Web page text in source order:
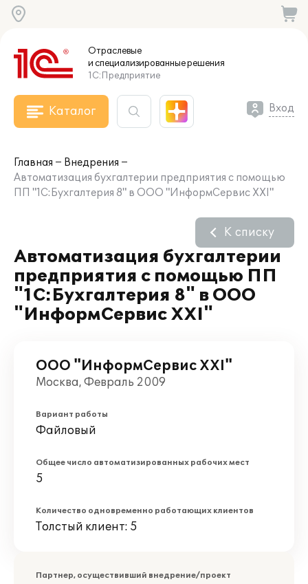
Отраслевые
и специализированныерешения
1С:Предприятие
Каталог Вход
Главная
Внедрения
Автоматизация бухгалтерии предприятия с помощью
ПП "1С:Бухгалтерия 8" в ООО "ИнформСервис XXI"
Автоматизация бухгалтерии
предприятия с помощью ПП
"1С:Бухгалтерия 8" в ООО
"ИнформСервис XXI"
К списку
ООО "ИнформСервис XXI"
Москва, Февраль 2009
Вариант работы
Файловый
Общее число автоматизированных рабочих мест
5
Количество одновременно работающих клиентов
Толстый клиент: 5
Партнер, осуществивший внедрение/проект